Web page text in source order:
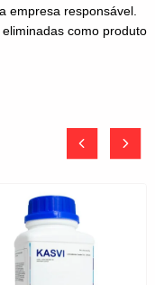
empresa responsável.
como produto